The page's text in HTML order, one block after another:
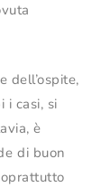
dell’ospite,
i casi, si
è
di buon